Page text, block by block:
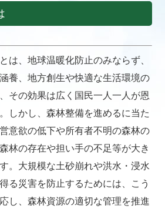
は、地球温暖化防止のみならず、
養、地方創生や快適な生活環境の
その効果は広く国民一人一人が恩
しかし、森林整備を進めるに当た
意欲の低下や所有者不明の森林の
林の存在や担い手の不足等が大き
。大規模な土砂崩れや洪水・浸水
る災害を防止するためには、こう
し、森林資源の適切な管理を推進